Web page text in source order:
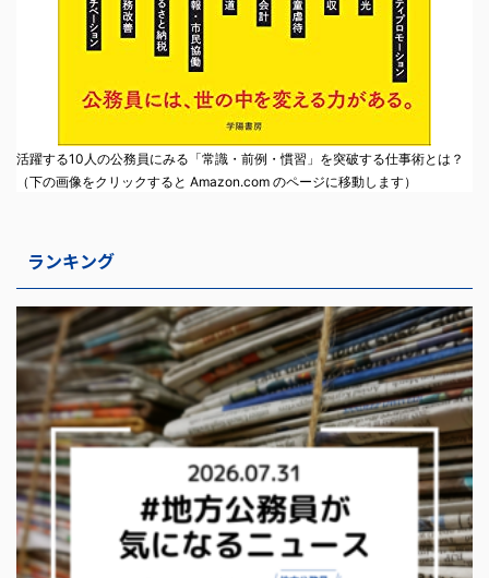
活躍する10人の公務員にみる「常識・前例・慣習」を突破する仕事術とは？
（下の画像をクリックすると Amazon.com のページに移動します）
ランキング